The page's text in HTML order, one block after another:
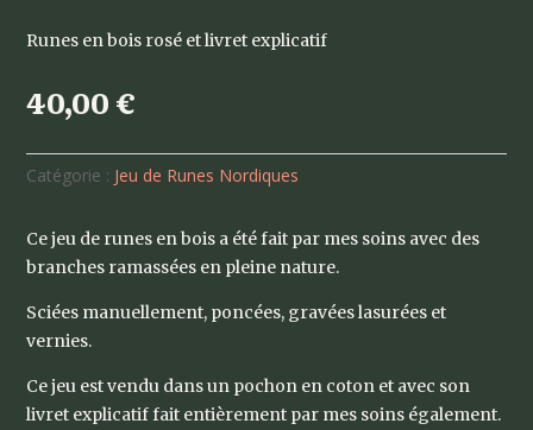
Runes en bois rosé et livret explicatif
40,00 €
Catégorie : Jeu de Runes Nordiques
Ce jeu de runes en bois a été fait par mes soins avec des
branches ramassées en pleine nature.
Sciées manuellement, poncées, gravées lasurées et
vernies.
Ce jeu est vendu dans un pochon en coton et avec son
livret explicatif fait entièrement par mes soins également.